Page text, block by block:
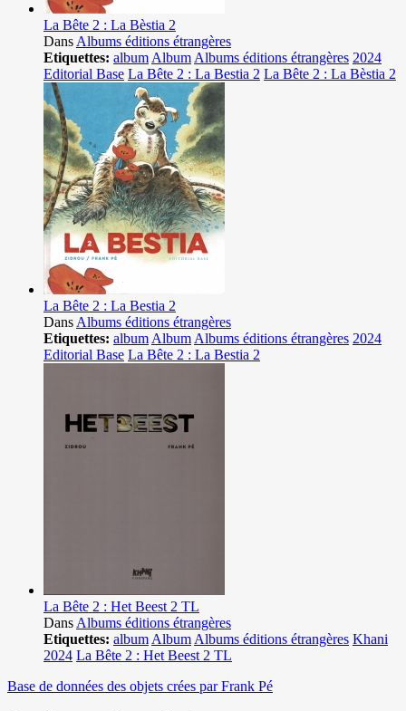
La Bête 2 : La Bèstia 2
DansAlbums éditions étrangères
Etiquettes: albumAlbumAlbums éditions étrangères 2024
Editorial Base La Bête 2 : La Bestia 2 La Bête 2 : La Bèstia 2
La Bête 2 : La Bestia 2
DansAlbums éditions étrangères
Etiquettes: albumAlbumAlbums éditions étrangères 2024
Editorial Base La Bête 2 : La Bestia 2
La Bête 2 : Het Beest 2 TL
DansAlbums éditions étrangères
Etiquettes: albumAlbumAlbums éditions étrangères Khani
2024 La Bête 2 : Het Beest 2 TL
Base de données des objets crées par Frank Pé